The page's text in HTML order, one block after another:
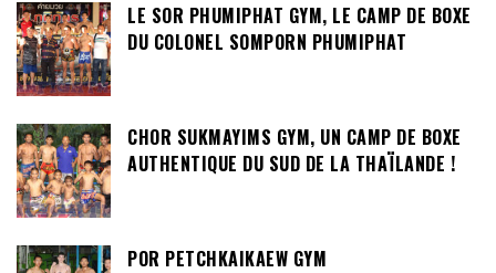
LE SOR PHUMIPHAT GYM, LE CAMP DE BOXE
DU COLONEL SOMPORN PHUMIPHAT
CHOR SUKMAYIMS GYM, UN CAMP DE BOXE
AUTHENTIQUE DU SUD DE LA THAÏLANDE !
POR PETCHKAIKAEW GYM